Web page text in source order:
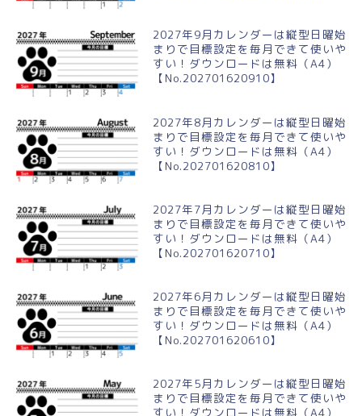
2027年9月カレンダーは縦型日曜始
まりで目標設定を毎月できて使いや
すい！ダウンロードは無料（A4）
【No.202701620910】
2027年8月カレンダーは縦型日曜始
まりで目標設定を毎月できて使いや
すい！ダウンロードは無料（A4）
【No.202701620810】
2027年7月カレンダーは縦型日曜始
まりで目標設定を毎月できて使いや
すい！ダウンロードは無料（A4）
【No.202701620710】
2027年6月カレンダーは縦型日曜始
まりで目標設定を毎月できて使いや
すい！ダウンロードは無料（A4）
【No.202701620610】
2027年5月カレンダーは縦型日曜始
まりで目標設定を毎月できて使いや
すい！ダウンロードは無料（A4）